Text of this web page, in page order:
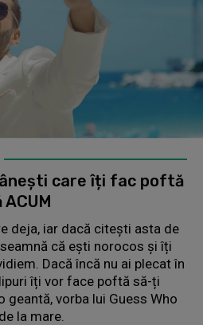
care îți fac poftă
deja, iar dacă citești asta de
că ești norocos și îți
Dacă încă nu ai plecat în
îți vor face poftă să-ți
vorba lui Guess Who
la mare.